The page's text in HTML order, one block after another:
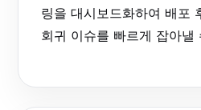
링을 대시보드화하여 배포
회귀 이슈를 빠르게 잡아낼